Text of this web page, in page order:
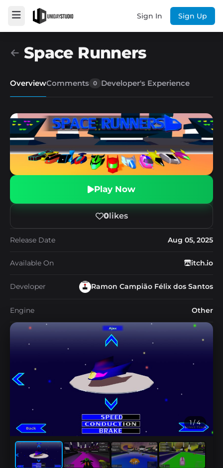
Sign In Sign Up
Space Runners
OverviewComments 0 Developer's Experience
Play Now
0likes
Release Date Aug 05, 2025
Available On itch.io
Developer Ramon Campião Félix dos Santos
Engine Other
1/ 4